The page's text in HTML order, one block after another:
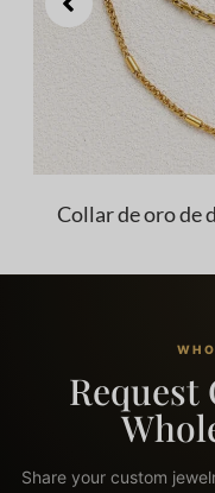
Collar de oro de
Request
Share your custom